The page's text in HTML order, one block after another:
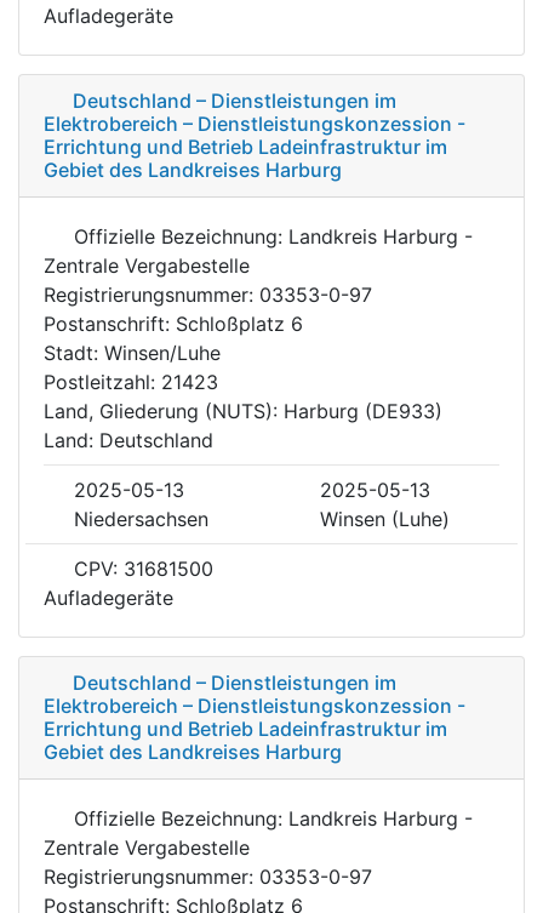
Aufladegeräte
Deutschland – Dienstleistungen im
Elektrobereich – Dienstleistungskonzession -
Errichtung und Betrieb Ladeinfrastruktur im
Gebiet des Landkreises Harburg
Offizielle Bezeichnung: Landkreis Harburg -
Zentrale Vergabestelle
Registrierungsnummer: 03353-0-97
Postanschrift: Schloßplatz 6
Stadt: Winsen/Luhe
Postleitzahl: 21423
Land, Gliederung (NUTS): Harburg (DE933)
Land: Deutschland
2025-05-13
2025-05-13
Niedersachsen
Winsen (Luhe)
CPV: 31681500
Aufladegeräte
Deutschland – Dienstleistungen im
Elektrobereich – Dienstleistungskonzession -
Errichtung und Betrieb Ladeinfrastruktur im
Gebiet des Landkreises Harburg
Offizielle Bezeichnung: Landkreis Harburg -
Zentrale Vergabestelle
Registrierungsnummer: 03353-0-97
Postanschrift: Schloßplatz 6